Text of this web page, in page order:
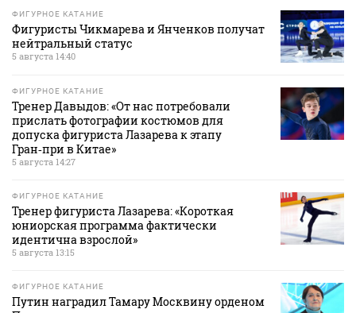
ФИГУРНОЕ КАТАНИЕ
Фигуристы Чикмарева и Янченков получат
нейтральный статус
5 августа 14:40
ФИГУРНОЕ КАТАНИЕ
Тренер Давыдов: «От нас потребовали
прислать фотографии костюмов для
допуска фигуриста Лазарева к этапу
Гран‑при в Китае»
5 августа 14:27
ФИГУРНОЕ КАТАНИЕ
Тренер фигуриста Лазарева: «Короткая
юниорская программа фактически
идентична взрослой»
5 августа 13:15
ФИГУРНОЕ КАТАНИЕ
Путин наградил Тамару Москвину орденом